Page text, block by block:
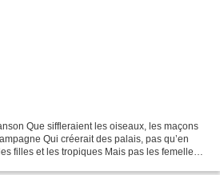
Que siffleraient les oiseaux, les maçons
Qui créerait des palais, pas qu’en
filles et les tropiques Mais pas les femelles